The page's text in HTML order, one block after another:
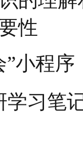
性
”小程序
学习笔